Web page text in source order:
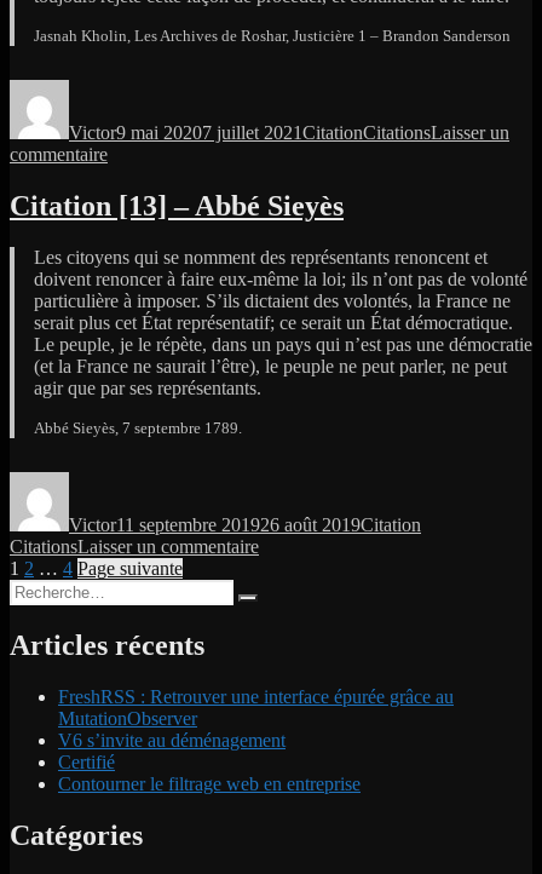
Jasnah Kholin, Les Archives de Roshar, Justicière 1 – Brandon Sanderson
Victor9 mai 20207 juillet 2021CitationCitationsLaisser un
commentairesur
[13]
–
Kholin
Citation [13] – Abbé Sieyès
Les citoyens qui se nomment des représentants renoncent et
doivent renoncer à faire eux-même la loi; ils n’ont pas de volonté
particulière à imposer. S’ils dictaient des volontés, la France ne
serait plus cet État représentatif; ce serait un État démocratique.
Le peuple, je le répète, dans un pays qui n’est pas une démocratie
(et la France ne saurait l’être), le peuple ne peut parler, ne peut
agir que par ses représentants.
Abbé Sieyès, 7 septembre 1789.
Victor11 septembre 201926 août 2019Citation
CitationsLaisser un commentairesur
Pagination
des
publications
Page
1 Page
2 … Page
4 Page suivante
Recherche
pour :
Articles récents
FreshRSS : Retrouver une interface épurée grâce au
MutationObserver
V6 s’invite au déménagement
Certifié
Contourner le filtrage web en entreprise
Catégories